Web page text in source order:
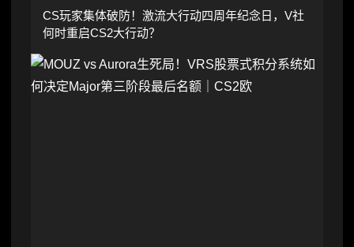
CS玩家集体破防！激流大行动四周年纪念日，V社
何时重启CS2大行动？